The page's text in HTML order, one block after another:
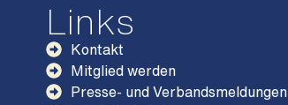
Links
Kontakt
Mitglied werden
Presse- und Verbandsmeldungen